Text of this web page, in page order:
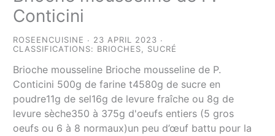
Conticini
ROSEENCUISINE
23 APRIL 2023
CLASSIFICATIONS: BRIOCHES, SUCRÉ
Brioche mousseline Brioche mousseline de P.
Conticini 500g de farine t4580g de sucre en
poudre11g de sel16g de levure fraîche ou 8g de
levure sèche350 à 375g d'oeufs entiers (5 gros
oeufs ou 6 à 8 normaux)un peu d’œuf battu pour la